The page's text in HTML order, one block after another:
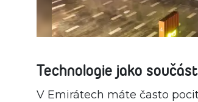
Technologie jako
V Emirátech máte často